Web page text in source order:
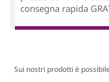
consegna rapida
Sui nostri prodotti è